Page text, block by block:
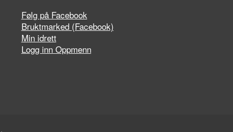
Følg på Facebook
Bruktmarked (Facebook)
Min idrett
Logg inn Oppmenn
.